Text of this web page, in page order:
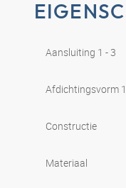
Aansluiting 1 - 3
Afdichtingsvorm
Constructie
Materiaal